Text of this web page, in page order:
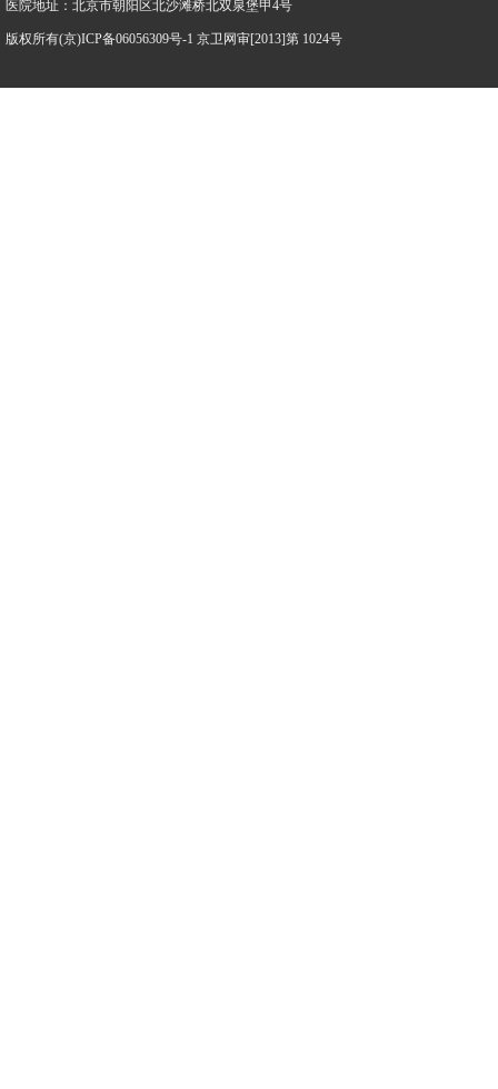
医院地址：北京市朝阳区北沙滩桥北双泉堡甲4号
版权所有(京)ICP备06056309号-1 京卫网审[2013]第 1024号